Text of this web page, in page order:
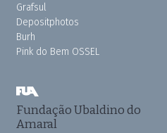
Grafsul
Depositphotos
Burh
Pink do Bem OSSEL
Fundação Ubaldino do
Amaral